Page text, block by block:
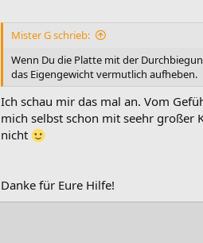
Mister G schrieb:
Wenn Du die Platte mit der
das Eigengewicht vermutlich aufheben.
Ich schau mir das mal an. Vom
mich selbst schon mit seehr großer
nicht
Danke für Eure Hilfe!